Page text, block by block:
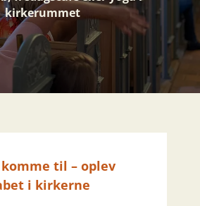
kirkerummet
til – oplev
i kirkerne